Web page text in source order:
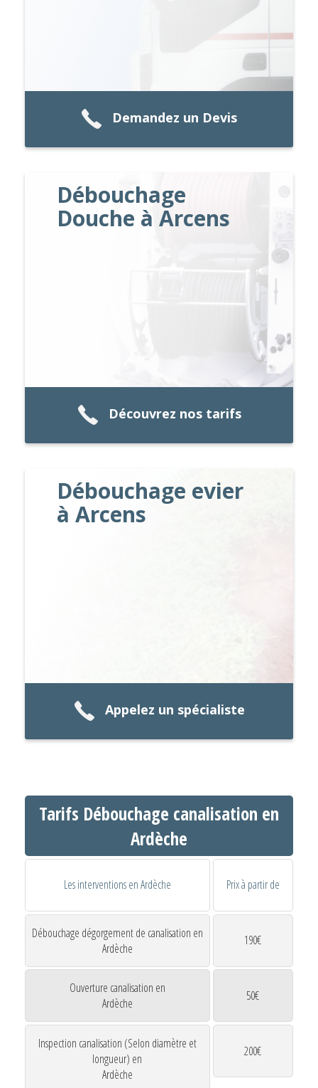
Demandez un Devis
Débouchage
Douche à Arcens
Découvrez nos tarifs
Débouchage evier
à Arcens
Appelez un spécialiste
Tarifs Débouchage canalisation en
Ardèche
Les interventions en Ardèche Prix à partir de
Débouchage dégorgement de canalisation en
Ardèche
190€
Ouverture canalisation en
Ardèche
50€
Inspection canalisation (Selon diamètre et
longueur) en
Ardèche
200€